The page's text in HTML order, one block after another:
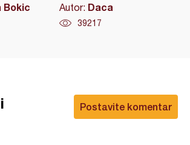
Bokic Autor: Daca
39217
Postavite komentar